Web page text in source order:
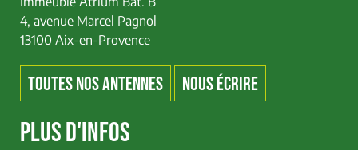
4, avenue Marcel Pagnol
13100 Aix-en-Provence
TOUTES NOS ANTENNES NOUS ÉCRIRE
PLUS D'INFOS